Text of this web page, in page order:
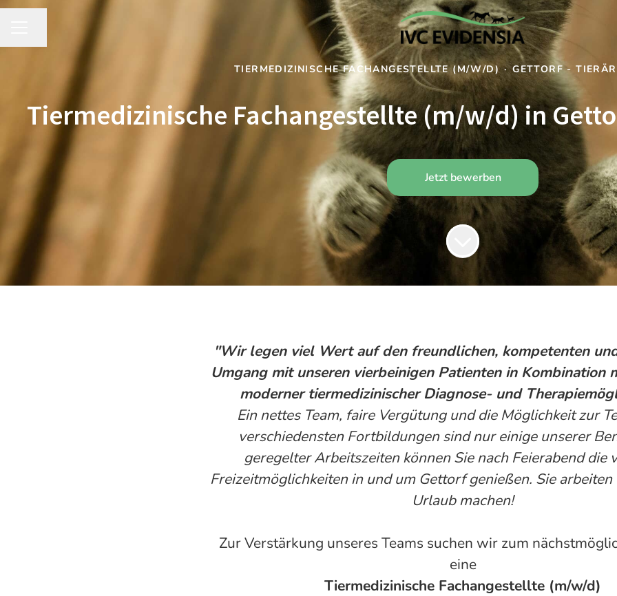
Seite teilen
TIERMEDIZINISCHE FACHANGESTELLTE (M/W/D) · GETTORF -
Tiermedizinische Fachangestellte (m/w/d) in
Jetzt bewerben
"Wir legen viel Wert auf den freundlichen, kompetenten
Umgang mit unseren vierbeinigen Patienten in Kombination
moderner tiermedizinischer Diagnose- und
Ein nettes Team, faire Vergütung und die Möglichkeit zur
verschiedensten Fortbildungen sind nur einige unserer
geregelter Arbeitszeiten können Sie nach Feierabend die
Freizeitmöglichkeiten in und um Gettorf genießen. Sie
Urlaub machen!
Zur Verstärkung unseres Teams suchen wir zum
eine
Tiermedizinische Fachangestellte (m/w/d)